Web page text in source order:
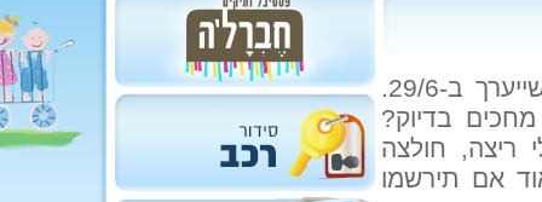
בדיוק?
ריצה, חולצה
אם תירשמו